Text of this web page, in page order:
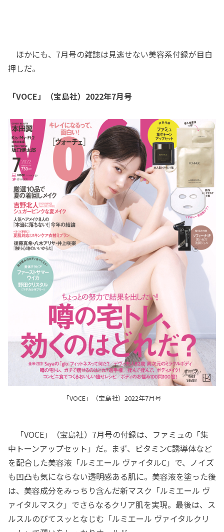
ほかにも、7月号の雑誌は見逃せない美容系付録が目白
押しだ。
「VOCE」（宝島社）2022年7月号
「VOCE」（宝島社）2022年7月号
「VOCE」（宝島社）7月号の付録は、ファミュの「集
中トーンアップセット」だ。まず、ビタミンC誘導体など
を配合した美容液「ルミエール ヴァイタルC」で、ノイズ
も凹凸も気にならない透明感ある肌に。美容液を塗った後
は、美容成分をみっちり含んだ新マスク「ルミエール ヴ
ァイタルマスク」でさらなるクリア肌を実現。最後は、ス
ルスルのびてスッとなじむ「ルミエール ヴァイタルクリ